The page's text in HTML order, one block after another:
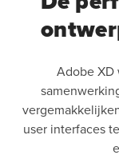
Adobe
user interfaces